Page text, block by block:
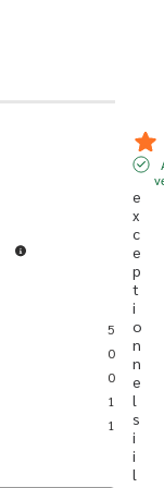
5
0
0
1
1
e
x
c
e
p
t
i
o
n
n
e
l
s
i
i
l